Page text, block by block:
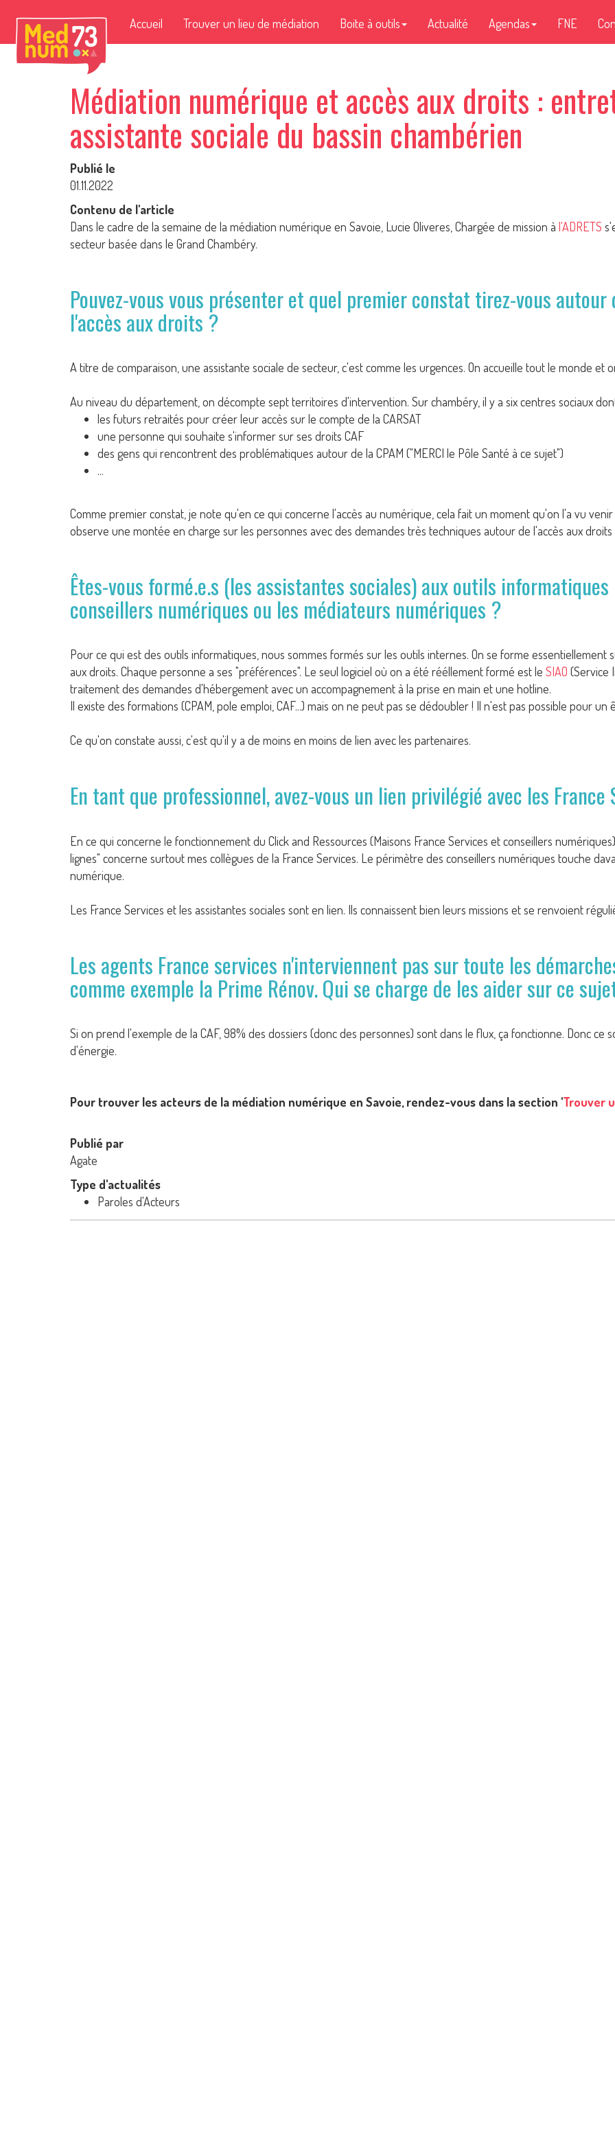
Accueil Trouver un lieu de médiation Boite à outils Actualité Agendas FNE
Médiation numérique et accès aux droits :
assistante sociale du bassin chambérien
Publié le
01.11.2022
Contenu de l'article
Dans le cadre de la semaine de la médiation numérique en Savoie, Lucie Oliveres, Chargée de mission à l'ADRETS
secteur basée dans le Grand Chambéry.
Pouvez-vous vous présenter et quel premier constat tirez-vous
l'accès aux droits ?
A titre de comparaison, une assistante sociale de secteur, c'est comme les urgences. On accueille tout le monde et
Au niveau du département, on décompte sept territoires d'intervention. Sur chambéry, il y a six centres sociaux
les futurs retraités pour créer leur accès sur le compte de la CARSAT
une personne qui souhaite s'informer sur ses droits CAF
des gens qui rencontrent des problématiques autour de la CPAM ("MERCI le Pôle Santé à ce sujet")
...
Comme premier constat, je note qu'en ce qui concerne l'accès au numérique, cela fait un moment qu'on l'a vu
observe une montée en charge sur les personnes avec des demandes très techniques autour de l'accès aux
Êtes-vous formé.e.s (les assistantes sociales) aux outils
conseillers numériques ou les médiateurs numériques ?
Pour ce qui est des outils informatiques, nous sommes formés sur les outils internes. On se forme essentiellement
aux droits. Chaque personne a ses "préférences". Le seul logiciel où on a été rééllement formé est le SIAO (Service
traitement des demandes d'hébergement avec un accompagnement à la prise en main et une hotline.
Il existe des formations (CPAM, pole emploi, CAF...) mais on ne peut pas se dédoubler ! Il n'est pas possible pour
Ce qu'on constate aussi, c'est qu'il y a de moins en moins de lien avec les partenaires.
En tant que professionnel, avez-vous un lien privilégié avec les France
En ce qui concerne le fonctionnement du Click and Ressources (Maisons France Services et conseillers
lignes" concerne surtout mes collègues de la France Services. Le périmètre des conseillers numériques touche
numérique.
Les France Services et les assistantes sociales sont en lien. Ils connaissent bien leurs missions et se renvoient
Les agents France services n'interviennent pas sur toute les
comme exemple la Prime Rénov. Qui se charge de les aider sur ce
Si on prend l'exemple de la CAF, 98% des dossiers (donc des personnes) sont dans le flux, ça fonctionne. Donc ce
d'énergie.
Pour trouver les acteurs de la médiation numérique en Savoie, rendez-vous dans la section 'Trouver
Publié par
Agate
Type d'actualités
Paroles d'Acteurs